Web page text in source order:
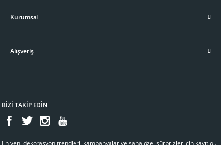
Kurumsal
Alışveriş
BİZİ TAKİP EDİN
En yeni dekorasyon trendleri, kampanyalar ve sana özel sürprizler için kayıt ol.